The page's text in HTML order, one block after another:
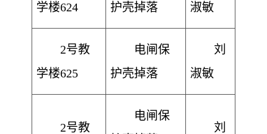
学楼624
护壳掉落
淑敏
2号教
学楼625
电闸保
护壳掉落
刘
淑敏
2号教
电闸保
刘